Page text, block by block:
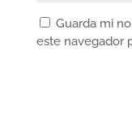
Guarda mi
este navegador